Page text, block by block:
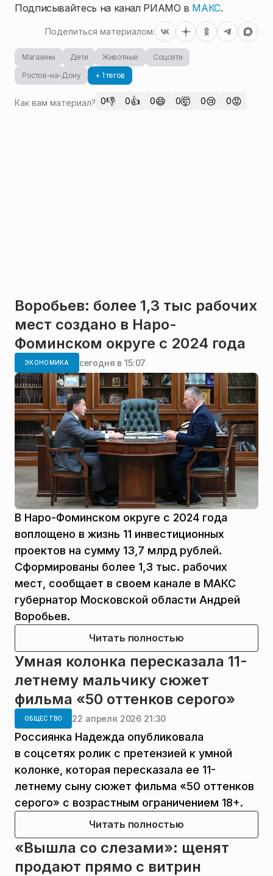
Подписывайтесь на канал РИАМО в МАКС.
Поделиться материалом:
Магазины Дети Животные
Соцсети
Ростов-на-Дону
+ 1 тегов
Как вам материал? 0👎 0👍 0😄 0🤯 0😢 0😡
Воробьев: более 1,3 тыс рабочих
мест создано в Наро-
Фоминском округе с 2024 года
ЭКОНОМИКА сегодня в 15:07
В Наро-Фоминском округе с 2024 года
воплощено в жизнь 11 инвестиционных
проектов на сумму 13,7 млрд рублей.
Сформированы более 1,3 тыс. рабочих
мест, сообщает в своем канале в МАКС
губернатор Московской области Андрей
Воробьев.
Читать полностью
Умная колонка пересказала 11-
летнему мальчику сюжет
фильма «50 оттенков серого»
ОБЩЕСТВО 22 апреля 2026 21:30
Россиянка Надежда опубликовала
в соцсетях ролик с претензией к умной
колонке, которая пересказала ее 11-
летнему сыну сюжет фильма «50 оттенков
серого» с возрастным ограничением 18+.
Читать полностью
«Вышла со слезами»: щенят
продают прямо с витрин